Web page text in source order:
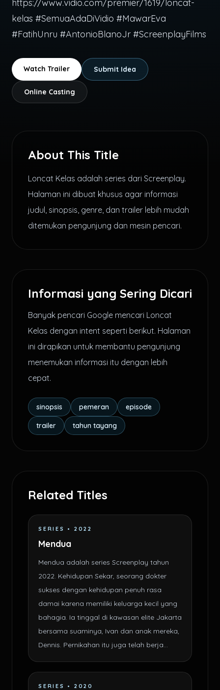
https://www.vidio.com/premier/1619/loncat-
kelas #SemuaAdaDiVidio #MawarEva
#FatihUnru #AntonioBlanoJr #ScreenplayFilms
Watch Trailer Submit Idea
Online Casting
About This Title
Loncat Kelas adalah series dari Screenplay.
Halaman ini dibuat khusus agar informasi
judul, sinopsis, genre, dan trailer lebih mudah
ditemukan pengunjung dan mesin pencari.
Informasi yang Sering Dicari
Banyak pencari Google mencari Loncat
Kelas dengan intent seperti berikut. Halaman
ini dirapikan untuk membantu pengunjung
menemukan informasi itu dengan lebih
cepat.
sinopsis pemeran episode
trailer tahun tayang
Related Titles
SERIES • 2022
Mendua
Mendua adalah series Screenplay tahun
2022. Kehidupan Sekar, seorang dokter
sukses dengan kehidupan penuh rasa
damai karena memiliki keluarga kecil yang
bahagia. Ia tinggal di kawasan elite Jakarta
bersama suaminya, Ivan dan anak mereka,
Dennis. Pernikahan itu juga telah berja...
SERIES • 2020